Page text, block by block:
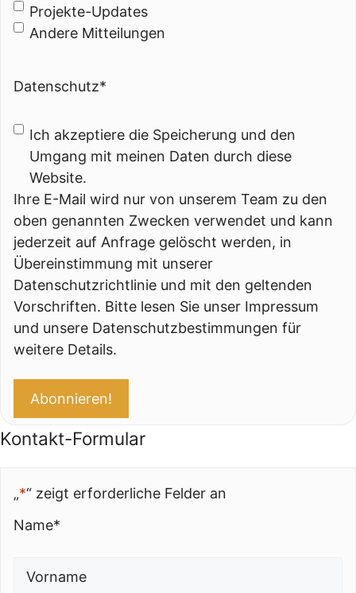
Projekte-Updates
Andere Mitteilungen
Datenschutz*
Ich akzeptiere die Speicherung und den
Umgang mit meinen Daten durch diese
Website.
Ihre E-Mail wird nur von unserem Team zu den
oben genannten Zwecken verwendet und kann
jederzeit auf Anfrage gelöscht werden, in
Übereinstimmung mit unserer
Datenschutzrichtlinie und mit den geltenden
Vorschriften. Bitte lesen Sie unser Impressum
und unsere Datenschutzbestimmungen für
weitere Details.
Kontakt-Formular
„*“ zeigt erforderliche Felder an
Name*